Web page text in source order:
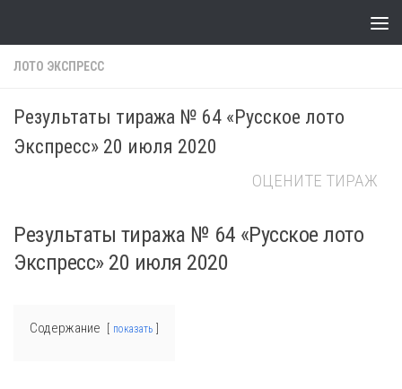
ЛОТО ЭКСПРЕСС
Результаты тиража № 64 «Русское лото
Экспресс» 20 июля 2020
ОЦЕНИТЕ ТИРАЖ
Результаты тиража № 64 «Русское лото
Экспресс» 20 июля 2020
Содержание показать